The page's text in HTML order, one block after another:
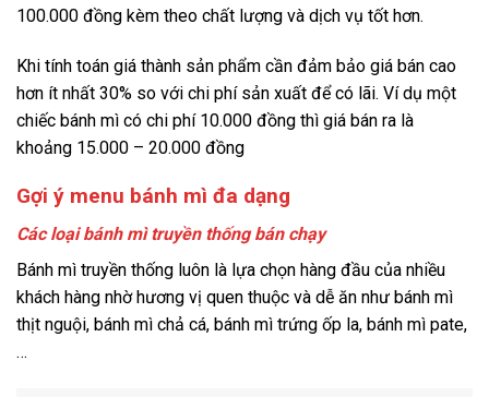
100.000 đồng kèm theo chất lượng và dịch vụ tốt hơn.
Khi tính toán giá thành sản phẩm cần đảm bảo giá bán cao
hơn ít nhất 30% so với chi phí sản xuất để có lãi. Ví dụ một
chiếc bánh mì có chi phí 10.000 đồng thì giá bán ra là
khoảng 15.000 – 20.000 đồng
Gợi ý menu bánh mì đa dạng
Các loại bánh mì truyền thống bán chạy
Bánh mì truyền thống luôn là lựa chọn hàng đầu của nhiều
khách hàng nhờ hương vị quen thuộc và dễ ăn như bánh mì
thịt nguội, bánh mì chả cá, bánh mì trứng ốp la, bánh mì pate,
…